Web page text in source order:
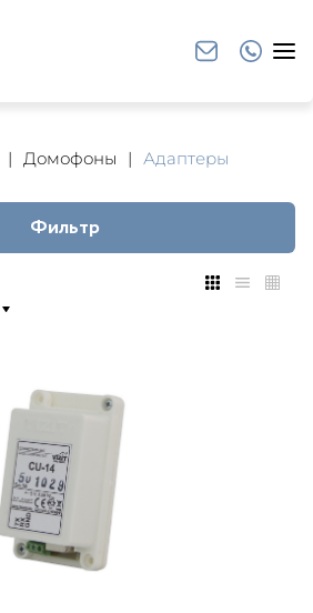
Домофоны Адаптеры
Фильтр